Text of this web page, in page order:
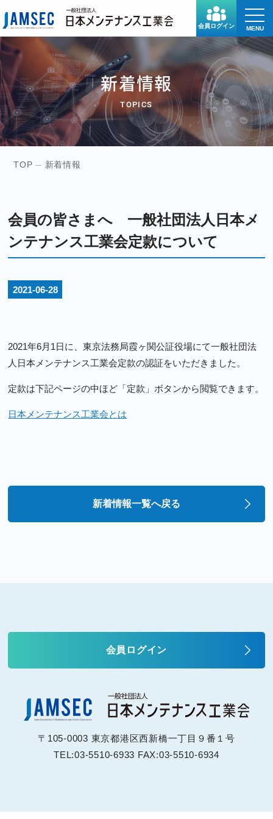
会員ログイン
toggle
MENU
新着情報
TOPICS
TOP 新着情報
会員の皆さまへ 一般社団法人日本メ
ンテナンス工業会定款について
2021-06-28
2021年6月1日に、東京法務局霞ヶ関公証役場にて一般社団法
人日本メンテナンス工業会定款の認証をいただきました。
定款は下記ページの中ほど「定款」ボタンから閲覧できます。
日本メンテナンス工業会とは
新着情報一覧へ戻る
会員ログイン
〒105-0003 東京都港区西新橋一丁目９番１号
TEL:03-5510-6933 FAX:03-5510-6934